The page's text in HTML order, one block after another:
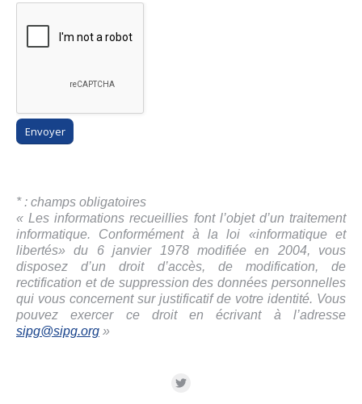
* : champs obligatoires
« Les informations recueillies font l’objet d’un traitement
informatique. Conformément à la loi «informatique et
libertés» du 6 janvier 1978 modifiée en 2004, vous
disposez d’un droit d’accès, de modification, de
rectification et de suppression des données personnelles
qui vous concernent sur justificatif de votre identité. Vous
pouvez exercer ce droit en écrivant à l’adresse
sipg@sipg.org »